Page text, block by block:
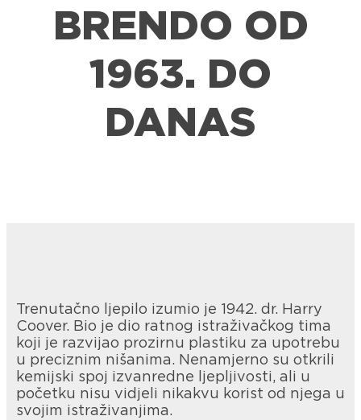
BRENDO OD
1963. DO
DANAS
Trenutačno ljepilo izumio je 1942. dr. Harry
Coover. Bio je dio ratnog istraživačkog tima
koji je razvijao prozirnu plastiku za upotrebu
u preciznim nišanima. Nenamjerno su otkrili
kemijski spoj izvanredne ljepljivosti, ali u
početku nisu vidjeli nikakvu korist od njega u
svojim istraživanjima.